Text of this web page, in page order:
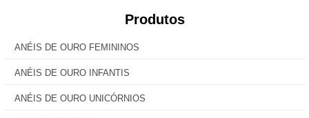
Produtos
ANÉIS DE OURO FEMININOS
ANÉIS DE OURO INFANTIS
ANÉIS DE OURO UNICÓRNIOS